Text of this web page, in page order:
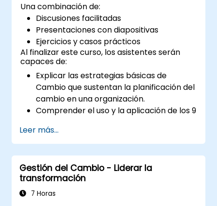
Una combinación de:
Discusiones facilitadas
Presentaciones con diapositivas
Ejercicios y casos prácticos
Al finalizar este curso, los asistentes serán
capaces de:
Explicar las estrategias básicas de
Cambio que sustentan la planificación del
cambio en una organización.
Comprender el uso y la aplicación de los 9
Elaborar un Plan de Cambio adecuado
para su área de negocio.
Leer más...
Gestión del Cambio - Liderar la
transformación
7 Horas